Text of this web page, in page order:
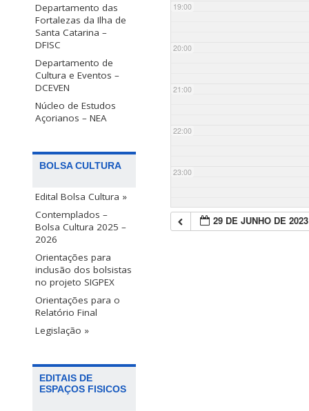
Departamento das
Fortalezas da Ilha de
Santa Catarina –
DFISC
Departamento de
Cultura e Eventos –
DCEVEN
Núcleo de Estudos
Açorianos – NEA
BOLSA CULTURA
Edital Bolsa Cultura »
Contemplados –
Bolsa Cultura 2025 –
2026
Orientações para
inclusão dos bolsistas
no projeto SIGPEX
Orientações para o
Relatório Final
Legislação »
EDITAIS DE
ESPAÇOS FISICOS
19:00
20:00
21:00
22:00
23:00
29 DE JUNHO DE 2023